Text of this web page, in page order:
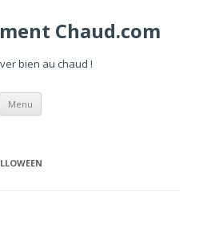
Chaud.com
bien au chaud !
Menu Aller
contenu